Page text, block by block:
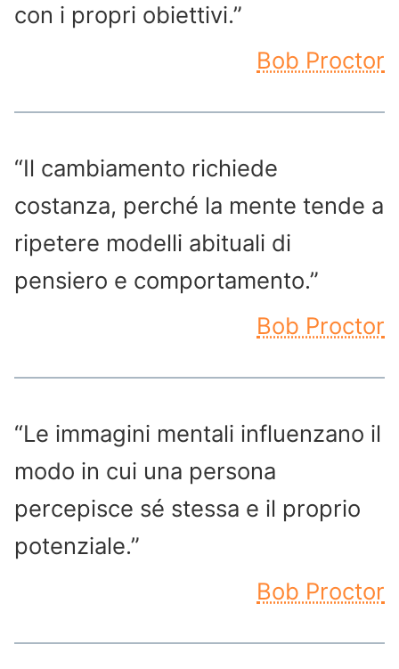
con i propri obiettivi.”
Bob Proctor
“Il cambiamento richiede
costanza, perché la mente tende a
ripetere modelli abituali di
pensiero e comportamento.”
Bob Proctor
“Le immagini mentali influenzano il
modo in cui una persona
percepisce sé stessa e il proprio
potenziale.”
Bob Proctor